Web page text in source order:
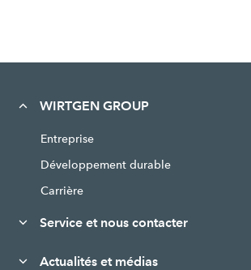
WIRTGEN GROUP
Entreprise
Développement durable
Carrière
Service et nous contacter
Actualités et médias